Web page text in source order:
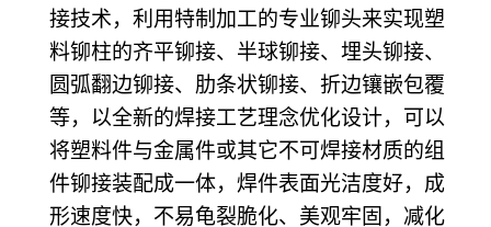
接技术，利用特制加工的专业铆头来实现塑
料铆柱的齐平铆接、半球铆接、埋头铆接、
圆弧翻边铆接、肋条状铆接、折边镶嵌包覆
等，以全新的焊接工艺理念优化设计，可以
将塑料件与金属件或其它不可焊接材质的组
件铆接装配成一体，焊件表面光洁度好，成
形速度快，不易龟裂脆化、美观牢固，减化